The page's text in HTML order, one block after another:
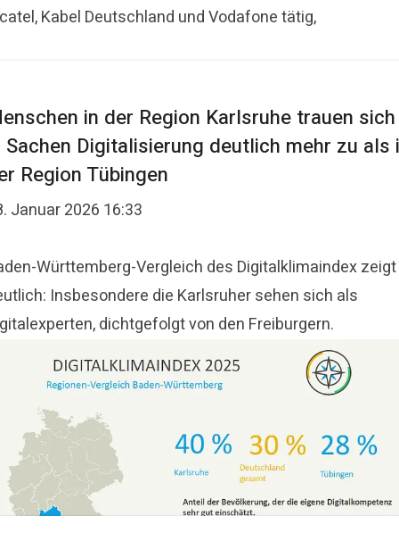
Kabel Deutschland und Vodafone tätig,
in der Region Karlsruhe trauen sich
Sachen Digitalisierung deutlich mehr zu als
Region Tübingen
Januar 2026 16:33
Württemberg-Vergleich des Digitalklimaindex zeigt
Insbesondere die Karlsruher sehen sich als
dichtgefolgt von den Freiburgern.